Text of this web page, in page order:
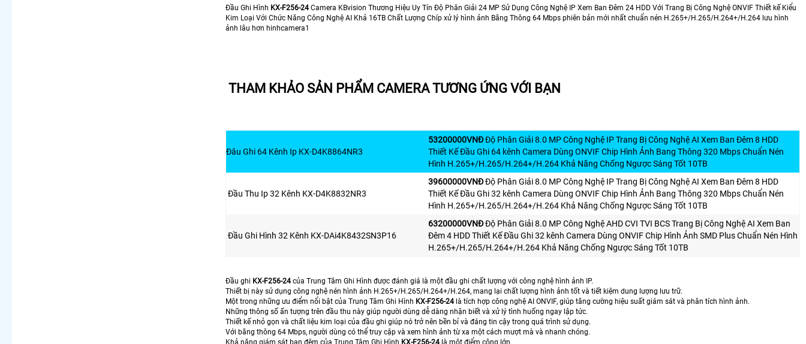
Đầu Ghi Hình KX-F256-24 Camera KBvision Thương Hiệu Uy Tín Độ Phân Giải 24 MP Sử Dụng Công Nghệ IP Xem Ban Đêm 24 HDD Với Trang Bị Công Nghệ ONVIF Thiết kế Kiểu
Kim Loại Với Chức Năng Công Nghệ AI Khả 16TB Chất Lượng Chíp xử lý hình ảnh Băng Thông 64 Mbps phiên bản mới nhất chuẩn nén H.265+/H.265/H.264+/H.264 lưu hình
ảnh lâu hơn hinhcamera1
THAM KHẢO SẢN PHẨM CAMERA TƯƠNG ỨNG VỚI BẠN
Đâu Ghi 64 Kênh Ip KX-D4K8864NR3
53200000VNÐĐộ Phân Giải 8.0 MP Công Nghệ IP Trang Bị Công Nghệ AI Xem Ban Đêm 8 HDD
Thiết Kế Đầu Ghi 64 kênh Camera Dùng ONVIF Chip Hình Ảnh Bang Thông 320 Mbps Chuẩn Nén
Hình H.265+/H.265/H.264+/H.264 Khả Năng Chống Ngược Sáng Tốt 10TB
Đầu Thu Ip 32 Kênh KX-D4K8832NR3
39600000VNÐĐộ Phân Giải 8.0 MP Công Nghệ IP Trang Bị Công Nghệ AI Xem Ban Đêm 8 HDD
Thiết Kế Đầu Ghi 32 kênh Camera Dùng ONVIF Chip Hình Ảnh Bang Thông 320 Mbps Chuẩn Nén
Hình H.265+/H.265/H.264+/H.264 Khả Năng Chống Ngược Sáng Tốt 10TB
Đầu Ghi Hình 32 Kênh KX-DAi4K8432SN3P16
63200000VNÐĐộ Phân Giải 8.0 MP Công Nghệ AHD CVI TVI BCS Trang Bị Công Nghệ AI Xem Ban
Đêm 4 HDD Thiết Kế Đầu Ghi 32 kênh Camera Dùng ONVIF Chip Hình Ảnh SMD Plus Chuẩn Nén Hình
H.265+/H.265/H.264+/H.264 Khả Năng Chống Ngược Sáng Tốt 10TB
Đầu ghi KX-F256-24 của Trung Tâm Ghi Hình được đánh giá là một đầu ghi chất lượng với công nghệ hình ảnh IP.
Thiết bị này sử dụng công nghệ nén hình ảnh H.265+/H.265/H.264+/H.264, mang lại chất lượng hình ảnh tốt và tiết kiệm dung lượng lưu trữ.
Một trong những ưu điểm nổi bật của Trung Tâm Ghi Hình KX-F256-24 là tích hợp công nghệ AI ONVIF, giúp tăng cường hiệu suất giám sát và phân tích hình ảnh.
Những thông số ấn tượng trên đầu thu này giúp người dùng dễ dàng nhận biết và xử lý tình huống ngay lập tức.
Thiết kế nhỏ gọn và chất liệu kim loại của đầu ghi giúp nó trở nên bền bỉ và đáng tin cậy trong quá trình sử dụng.
Với băng thông 64 Mbps, người dùng có thể truy cập và xem hình ảnh từ xa một cách mượt mà và nhanh chóng.
Khả năng giám sát ban đêm của Trung Tâm Ghi Hình KX-F256-24 là một điểm cộng lớn.